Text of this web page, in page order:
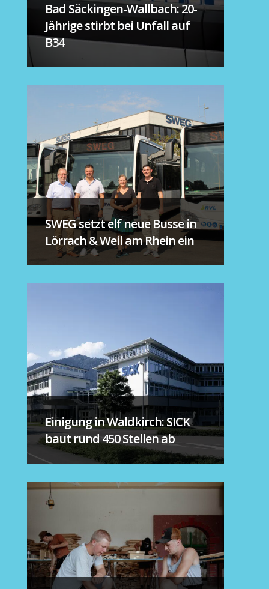
Bad Säckingen-Wallbach: 20-
Jährige stirbt bei Unfall auf
B34
SWEG setzt elf neue Busse in
Lörrach & Weil am Rhein ein
Einigung in Waldkirch: SICK
baut rund 450 Stellen ab